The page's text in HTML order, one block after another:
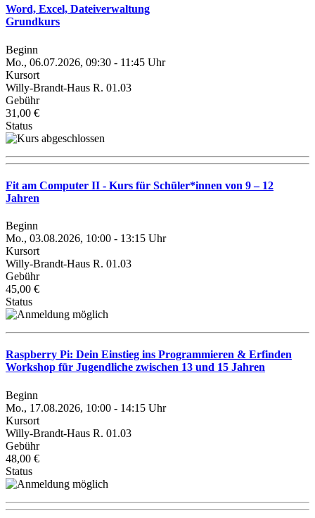
Word, Excel, Dateiverwaltung
Grundkurs
Beginn
Mo., 06.07.2026, 09:30 - 11:45 Uhr
Kursort
Willy-Brandt-Haus R. 01.03
Gebühr
31,00 €
Status
Fit am Computer II - Kurs für Schüler*innen von 9 – 12
Jahren
Beginn
Mo., 03.08.2026, 10:00 - 13:15 Uhr
Kursort
Willy-Brandt-Haus R. 01.03
Gebühr
45,00 €
Status
Raspberry Pi: Dein Einstieg ins Programmieren & Erfinden
Workshop für Jugendliche zwischen 13 und 15 Jahren
Beginn
Mo., 17.08.2026, 10:00 - 14:15 Uhr
Kursort
Willy-Brandt-Haus R. 01.03
Gebühr
48,00 €
Status